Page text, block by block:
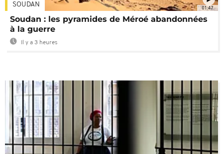
01:47
SOUDAN
Soudan : les pyramides de Méroé abandonnées
à la guerre
Il y a 3 heures